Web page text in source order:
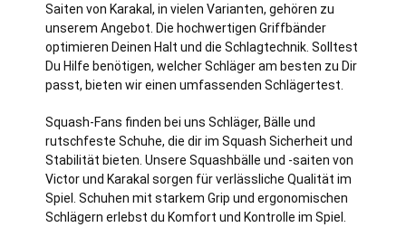
Saiten von Karakal, in vielen Varianten, gehören zu
unserem Angebot. Die hochwertigen Griffbänder
optimieren Deinen Halt und die Schlagtechnik. Solltest
Du Hilfe benötigen, welcher Schläger am besten zu Dir
passt, bieten wir einen umfassenden Schlägertest.
Squash-Fans finden bei uns Schläger, Bälle und
rutschfeste Schuhe, die dir im Squash Sicherheit und
Stabilität bieten. Unsere Squashbälle und -saiten von
Victor und Karakal sorgen für verlässliche Qualität im
Spiel. Schuhen mit starkem Grip und ergonomischen
Schlägern erlebst du Komfort und Kontrolle im Spiel.